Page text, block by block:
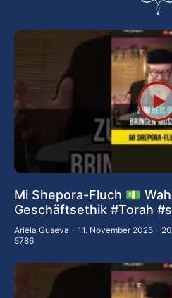
Mi Shepora-Fluch 💵
Geschäftsethik #Torah
Ariela Guseva
11. November 2025 –
5786